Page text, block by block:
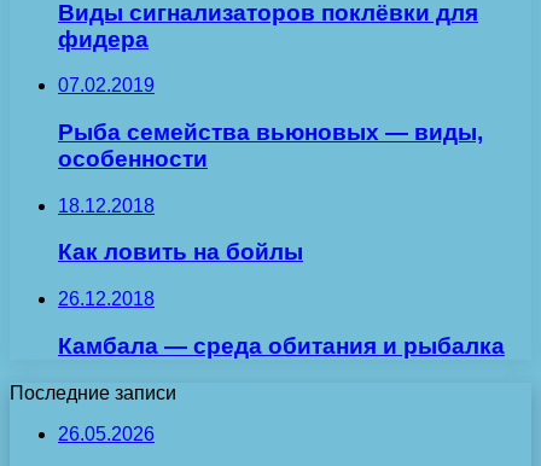
Виды сигнализаторов поклёвки для
фидера
07.02.2019
Рыба семейства вьюновых — виды,
особенности
18.12.2018
Как ловить на бойлы
26.12.2018
Камбала — среда обитания и рыбалка
Последние записи
26.05.2026